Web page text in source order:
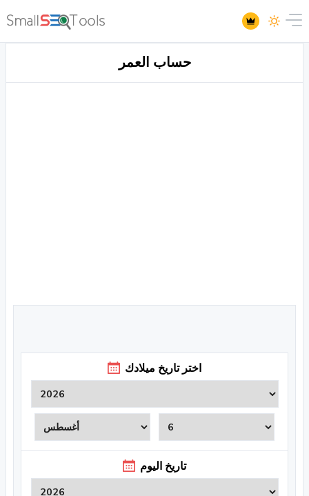
حساب العمر
اختر تاريخ ميلادك
تاريخ اليوم